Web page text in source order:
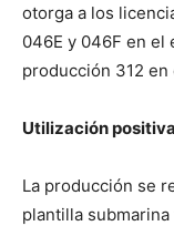
otorga a los
046E y 046F en el
producción 312
Utilización
La producción se
plantilla